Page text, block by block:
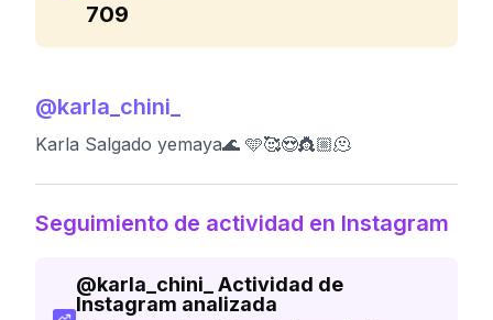
709
@karla_chini_
Karla Salgado yemaya🌊 🩵🥰😍👸🏼🫠
Seguimiento de actividad en Instagram
@karla_chini_
Actividad de
Instagram analizada